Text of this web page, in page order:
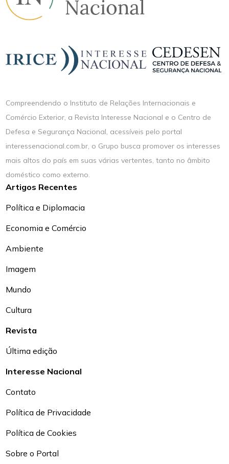
Compreendendo o Instituto de Relações Internacionais e
Comércio Exterior, a Revista Interesse Nacional e o Centro de
Defesa e Segurança Nacional, acessíveis pelo portal
interessenacional.com.br, o Grupo busca promover os interesses
mais altos do país em suas várias vertentes, tanto no âmbito
doméstico como externo.
Artigos Recentes
Política e Diplomacia
Economia e Comércio
Ambiente
Imagem
Mundo
Cultura
Revista
Última edição
Interesse Nacional
Contato
Política de Privacidade
Política de Cookies
Sobre o Portal